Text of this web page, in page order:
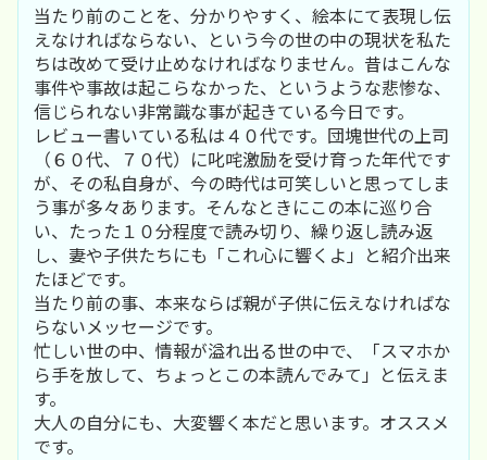
当たり前のことを、分かりやすく、絵本にて表現し伝
えなければならない、という今の世の中の現状を私た
ちは改めて受け止めなければなりません。昔はこんな
事件や事故は起こらなかった、というような悲惨な、
信じられない非常識な事が起きている今日です。
レビュー書いている私は４０代です。団塊世代の上司
（６０代、７０代）に叱咤激励を受け育った年代です
が、その私自身が、今の時代は可笑しいと思ってしま
う事が多々あります。そんなときにこの本に巡り合
い、たった１０分程度で読み切り、繰り返し読み返
し、妻や子供たちにも「これ心に響くよ」と紹介出来
たほどです。
当たり前の事、本来ならば親が子供に伝えなければな
らないメッセージです。
忙しい世の中、情報が溢れ出る世の中で、「スマホか
ら手を放して、ちょっとこの本読んでみて」と伝えま
す。
大人の自分にも、大変響く本だと思います。オススメ
です。